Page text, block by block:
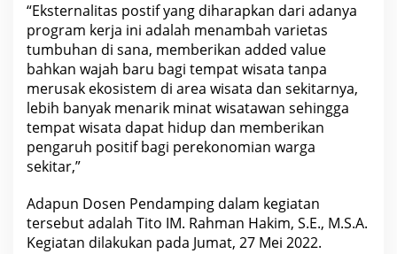
“Eksternalitas postif yang diharapkan dari adanya
program kerja ini adalah menambah varietas
tumbuhan di sana, memberikan added value
bahkan wajah baru bagi tempat wisata tanpa
merusak ekosistem di area wisata dan sekitarnya,
lebih banyak menarik minat wisatawan sehingga
tempat wisata dapat hidup dan memberikan
pengaruh positif bagi perekonomian warga
sekitar,”
Adapun Dosen Pendamping dalam kegiatan
tersebut adalah Tito IM. Rahman Hakim, S.E., M.S.A.
Kegiatan dilakukan pada Jumat, 27 Mei 2022.